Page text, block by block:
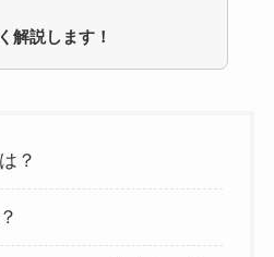
解説します！
？